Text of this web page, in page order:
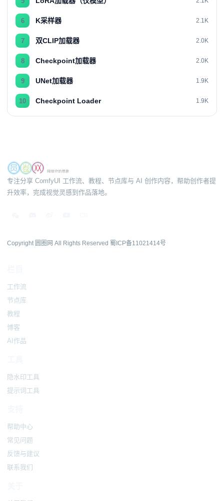
6 K采样器 2.1K
7 双CLIP加载器 2.0K
8 Checkpoint加载器 2.0K
9 UNet加载器 1.9K
10 Checkpoint Loader 1.9K
专注分享 ComfyUI 工作流、教程、节点库与 AI 创作内容，帮助创作者提
升效率，完成视觉灵感到作品落地。
Copyright 圆圈网 All Rights Reserved 蜀ICP备11021414号
工作流
节点库
教程
博客
AI作品
隐水印工具
提示词工具
帮助中心
常见问题
反馈与建议
联系我们